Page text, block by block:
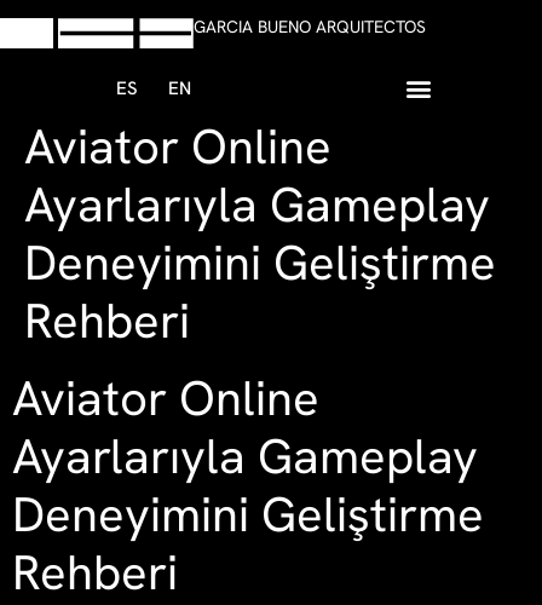
GARCIA BUENO ARQUITECTOS
ES EN
Aviator Online
Ayarlarıyla Gameplay
Deneyimini Geliştirme
Rehberi
Aviator Online
Ayarlarıyla Gameplay
Deneyimini Geliştirme
Rehberi